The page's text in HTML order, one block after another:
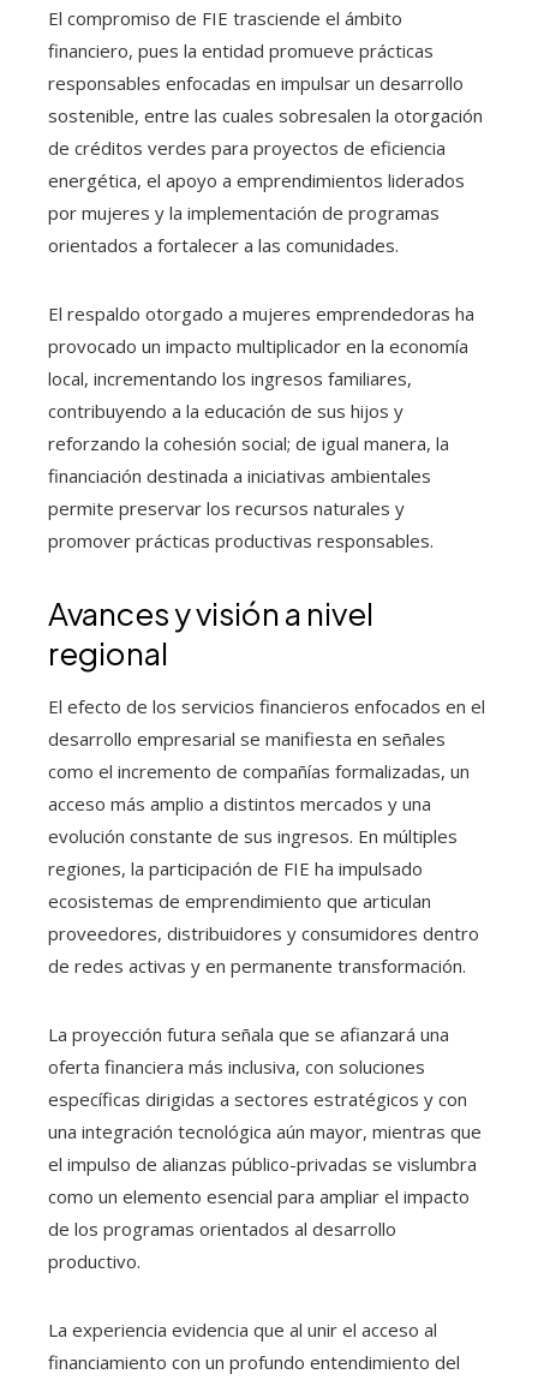
El compromiso de FIE trasciende el ámbito
financiero, pues la entidad promueve prácticas
responsables enfocadas en impulsar un desarrollo
sostenible, entre las cuales sobresalen la otorgación
de créditos verdes para proyectos de eficiencia
energética, el apoyo a emprendimientos liderados
por mujeres y la implementación de programas
orientados a fortalecer a las comunidades.
El respaldo otorgado a mujeres emprendedoras ha
provocado un impacto multiplicador en la economía
local, incrementando los ingresos familiares,
contribuyendo a la educación de sus hijos y
reforzando la cohesión social; de igual manera, la
financiación destinada a iniciativas ambientales
permite preservar los recursos naturales y
promover prácticas productivas responsables.
Avances y visión a nivel
regional
El efecto de los servicios financieros enfocados en el
desarrollo empresarial se manifiesta en señales
como el incremento de compañías formalizadas, un
acceso más amplio a distintos mercados y una
evolución constante de sus ingresos. En múltiples
regiones, la participación de FIE ha impulsado
ecosistemas de emprendimiento que articulan
proveedores, distribuidores y consumidores dentro
de redes activas y en permanente transformación.
La proyección futura señala que se afianzará una
oferta financiera más inclusiva, con soluciones
específicas dirigidas a sectores estratégicos y con
una integración tecnológica aún mayor, mientras que
el impulso de alianzas público-privadas se vislumbra
como un elemento esencial para ampliar el impacto
de los programas orientados al desarrollo
productivo.
La experiencia evidencia que al unir el acceso al
financiamiento con un profundo entendimiento del